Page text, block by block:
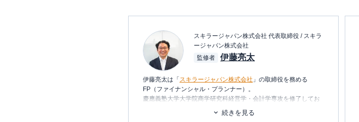
スキラージャパン株式会社 代表取締役 / スキラ
ージャパン株式会社
監修者
伊藤亮太
伊藤亮太は「 スキラージャパン株式会社 」の取締役を務める
FP（ファイナンシャル・プランナー）。
慶應義塾大学大学院商学研究科経営学・会計学専攻を修了してお
その後、証券会社にて営業・経営企画・社長秘書・投資銀行業務
続きを見る